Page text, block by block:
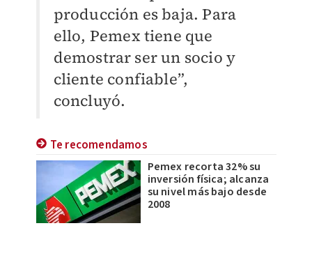
producción es baja. Para
ello, Pemex tiene que
demostrar ser un socio y
cliente confiable”,
concluyó.
Te recomendamos
Pemex recorta 32% su
inversión física; alcanza
su nivel más bajo desde
2008